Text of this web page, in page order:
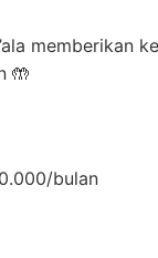
memberikan
🤲
bulan